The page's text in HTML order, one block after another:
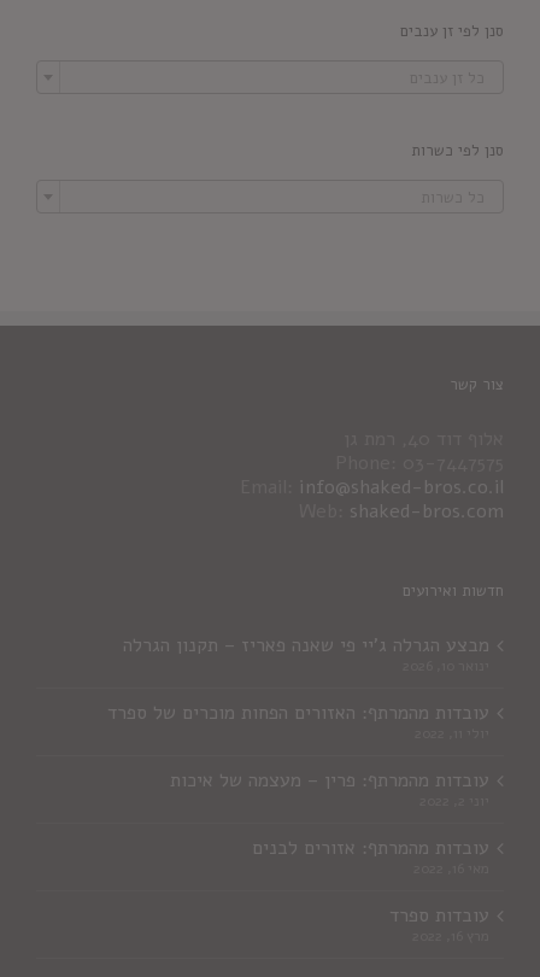
סנן לפי זן ענבים
סנן לפי כשרות
צור קשר
info@shaked-bros.co.il
shaked-bros.com
חדשות ואירועים
מבצע הגרלה ג'יי פי שאנה פאריז – תקנון הגרלה
עובדות מהמרתף: האזורים הפחות מוכרים של ספרד
עובדות מהמרתף: פרין – מעצמה של איכות
עובדות מהמרתף: אזורים לבנים
עובדות ספרד